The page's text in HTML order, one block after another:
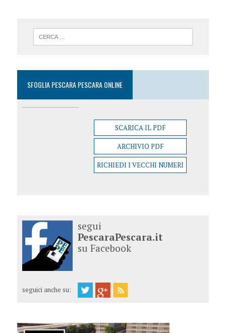
SFOGLIA PESCARA PESCARA ONLINE
SCARICA IL PDF
ARCHIVIO PDF
RICHIEDI I VECCHI NUMERI
segui
PescaraPescara.it
su Facebook
seguici anche su: